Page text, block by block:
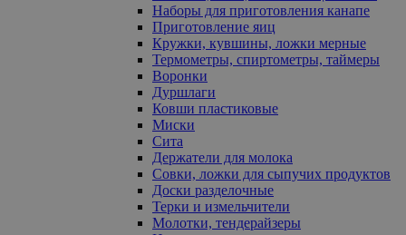
Наборы для приготовления канапе
Приготовление яиц
Кружки, кувшины, ложки мерные
Термометры, спиртометры, таймеры
Воронки
Дуршлаги
Ковши пластиковые
Миски
Сита
Держатели для молока
Совки, ложки для сыпучих продуктов
Доски разделочные
Терки и измельчители
Молотки, тендерайзеры